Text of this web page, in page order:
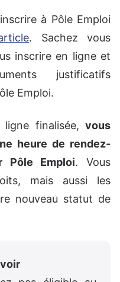
à Pôle Emploi
. Sachez vous
inscrire en ligne et
justificatifs
Emploi.
finalisée, vous
heure de rendez-
Pôle Emploi. Vous
mais aussi les
nouveau statut de